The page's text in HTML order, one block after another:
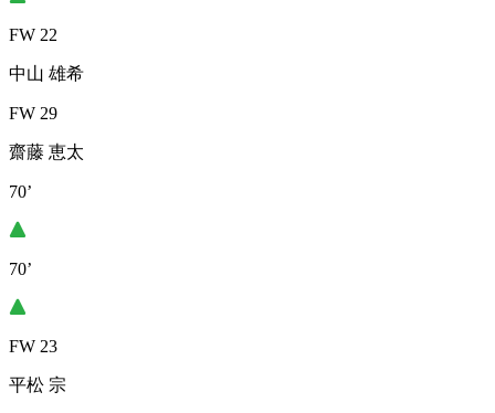
FW 22
中山 雄希
FW 29
齋藤 恵太
70’
70’
FW 23
平松 宗